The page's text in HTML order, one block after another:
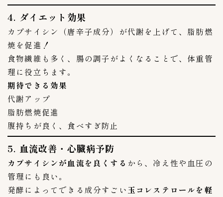
Yesmart 2
ほっともっと 0
コモディイイダ 3
コーヒーカルディ
スーパバリュー生鮮市場
ソウル市場
ダイエー
マルエツ
ヤオコー
伊勢丹
成城石井
生鮮&業務スーパー
スーパー探訪
4. ダイエット効果
カプサイシン（唐辛子成分）が代謝を上げて、脂肪燃
焼を促進！
食物繊維も多く、腸の調子がよくなることで、体重管
理に役立ちます。
期待できる効果
代謝アップ
脂肪燃焼促進
腹持ちが良く、食べすぎ防止
5. 血流改善・心臓病予防
カプサイシンが血流を良くする から、冷え性や血圧の
管理にも良い。
発酵によってできる成分すごい 玉コレステロールを軽